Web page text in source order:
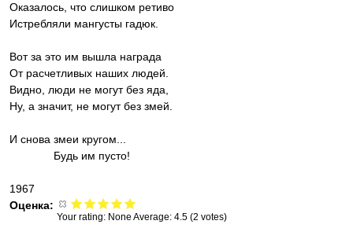
Оказалось, что слишком ретиво
Истребляли мангусты гадюк.
Вот за это им вышла награда
От расчетливых наших людей.
Видно, люди не могут без яда,
Ну, а значит, не могут без змей.
И снова змеи кругом...
Будь им пусто!
1967
Оценка:
Your rating: None Average: 4.5 (2 votes)